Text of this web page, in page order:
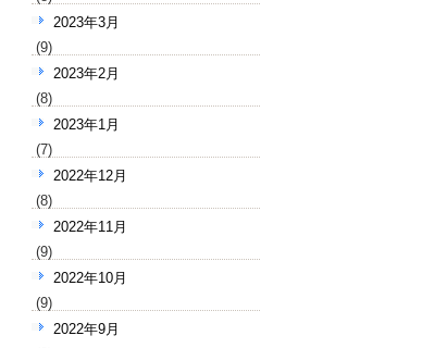
2023年3月
(9)
2023年2月
(8)
2023年1月
(7)
2022年12月
(8)
2022年11月
(9)
2022年10月
(9)
2022年9月